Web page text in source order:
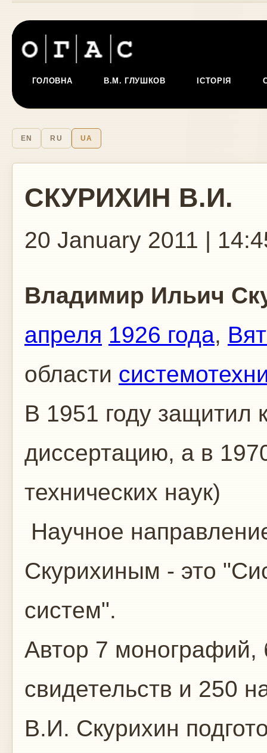
ГОЛОВНА В.М. ГЛУШКОВ ІСТОРІЯ
EN RU UA
СКУРИХИН В.И.
20 January 2011 |
Владимир Ильич
апреля 1926 года,
области
В 1951 году защитил
диссертацию, а в
технических наук)
Научное
Скурихиным - это
систем".
Автор 7 монографий,
свидетельств и 250
В.И. Скурихин